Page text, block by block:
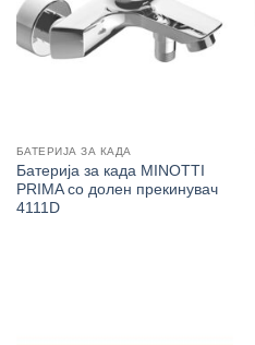
БАТЕРИЈА ЗА КАДА
Батерија за када MINOTTI
PRIMA со долен прекинувач
4111D